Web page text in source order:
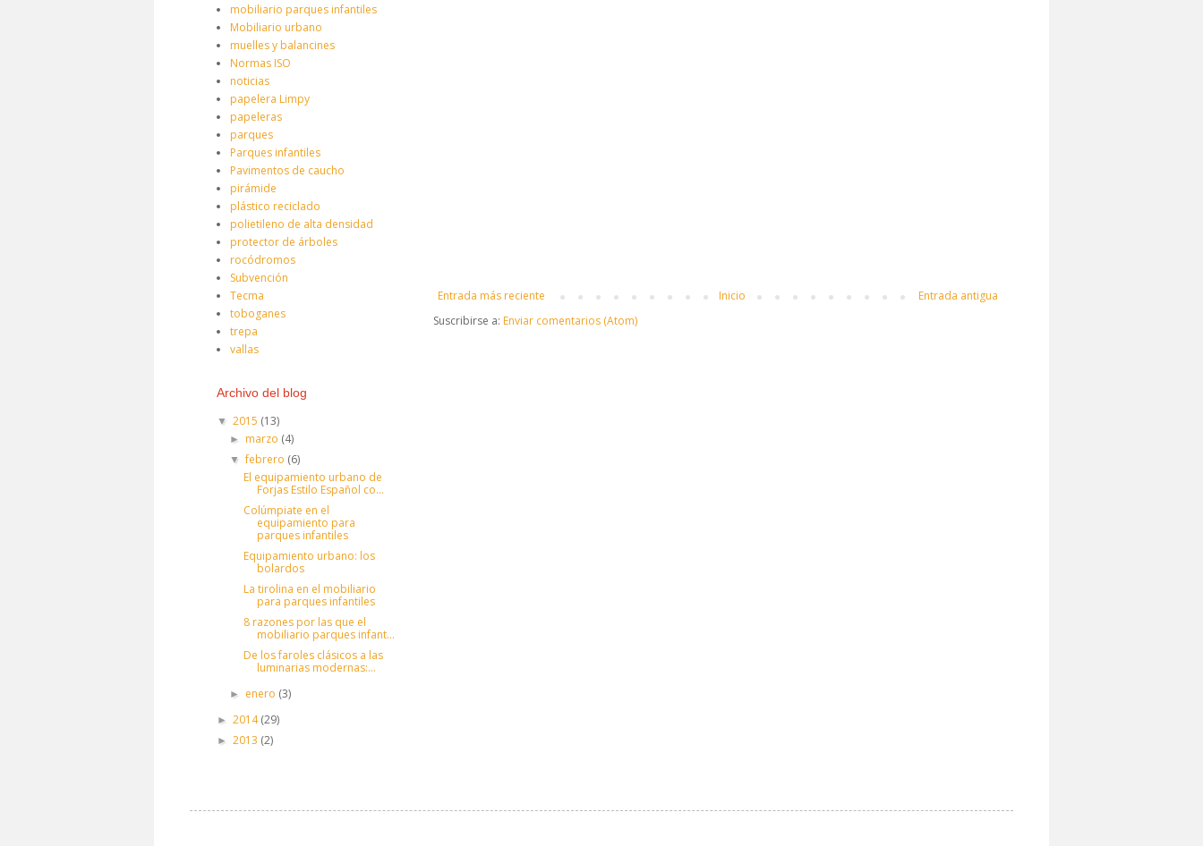
Entrada más reciente Entrada antigua
Inicio
Suscribirse a: Enviar comentarios (Atom)
mobiliario parques infantiles
Mobiliario urbano
muelles y balancines
Normas ISO
noticias
papelera Limpy
papeleras
parques
Parques infantiles
Pavimentos de caucho
pirámide
plástico reciclado
polietileno de alta densidad
protector de árboles
rocódromos
Subvención
Tecma
toboganes
trepa
vallas
Archivo del blog
▼ 2015 (13)
► marzo (4)
▼febrero (6)
El equipamiento urbano de
Forjas Estilo Español co...
Colúmpiate en el
equipamiento para
parques infantiles
Equipamiento urbano: los
bolardos
La tirolina en el mobiliario
para parques infantiles
8 razones por las que el
mobiliario parques infant...
De los faroles clásicos a las
luminarias modernas:...
► enero (3)
► 2014(29)
► 2013 (2)